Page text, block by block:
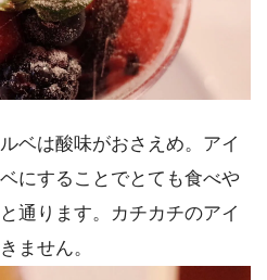
ベは酸味がおさえめ。アイ
にすることでとても食べや
通ります。カチカチのアイ
ません。